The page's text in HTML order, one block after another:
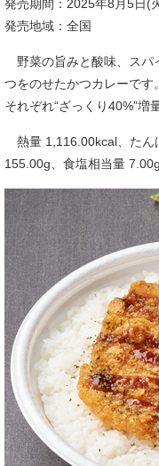
発売期間：2025年8月5日(
発売地域：全国
野菜の旨みと酸味、スパ
つをのせたかつカレーで
それぞれ“ざっくり40%”増
熱量 1,116.00kcal、たん
155.00g、食塩相当量 7.00g